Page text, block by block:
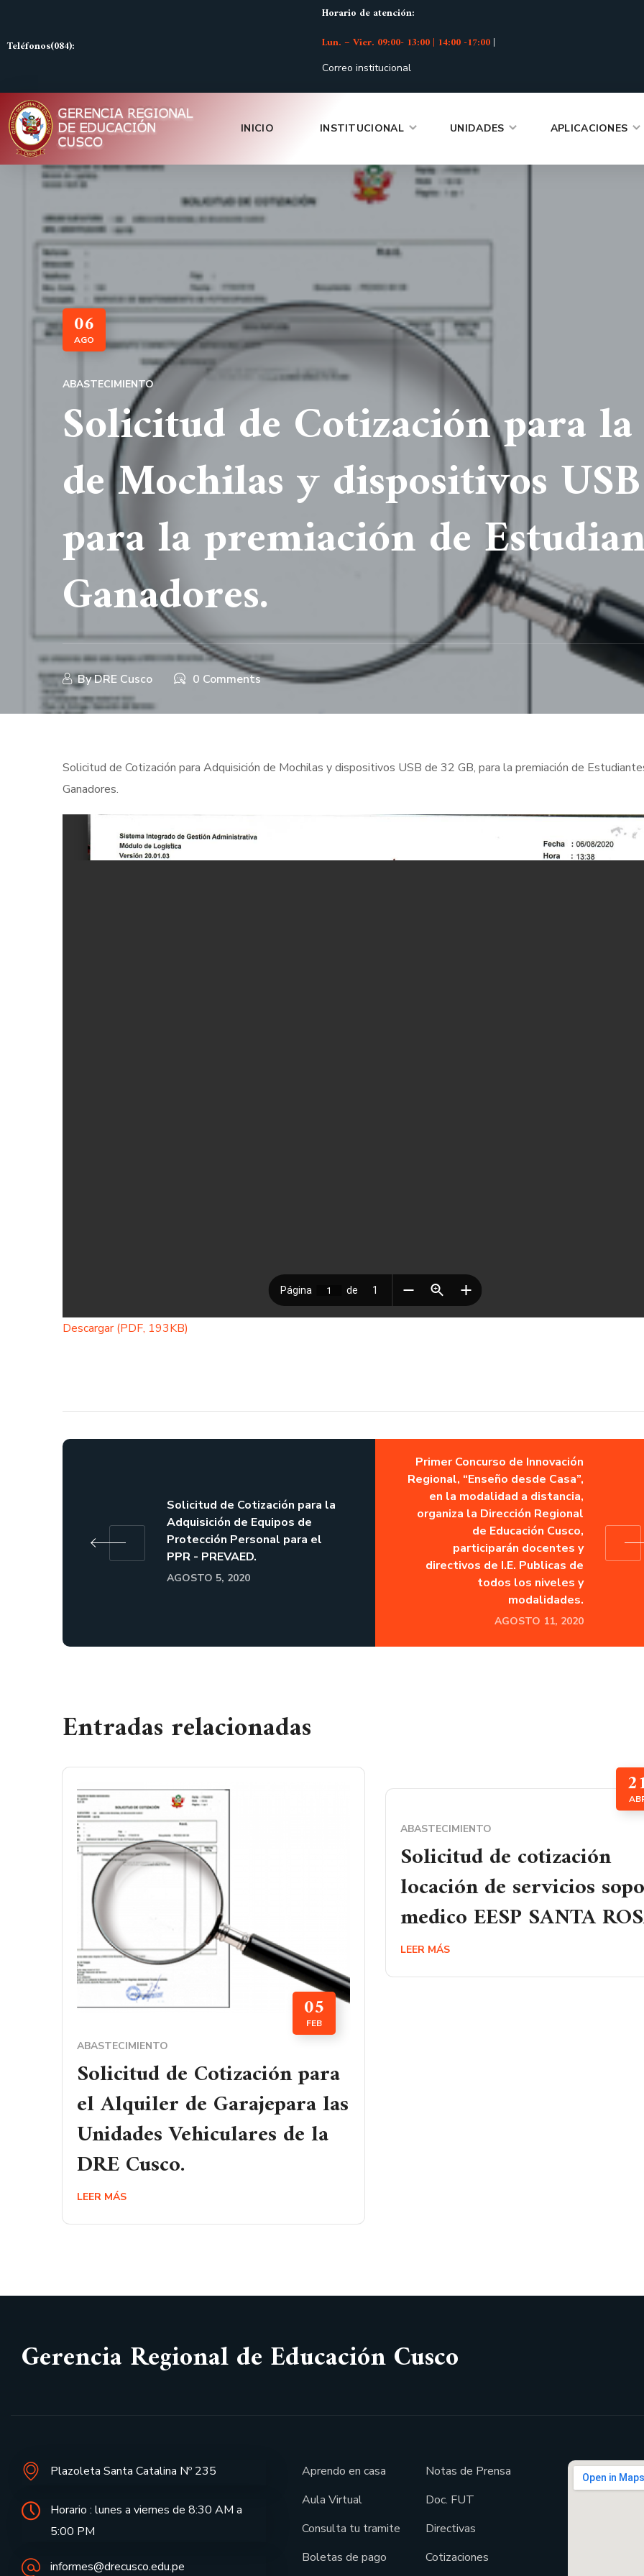
Teléfonos(084):
Horario de atención:
Lun. – Vier. 09:00- 13:00 | 14:00 -17:00|
Correo institucional
INICIO INSTITUCIONAL UNIDADES APLICACIONES
06
AGO
ABASTECIMIENTO
Solicitud de Cotización para
de Mochilas y dispositivos
para la premiación de
Ganadores.
ByDRE Cusco 0 Comments
Solicitud de Cotización para Adquisición de Mochilas y dispositivos USB de 32 GB, para la premiación de
Ganadores.
Descargar (PDF, 193KB)
Solicitud de Cotización para la
Adquisición de Equipos de
Protección Personal para el
PPR - PREVAED.
AGOSTO 5, 2020
Primer Concurso de Innovación
Regional, “Enseño desde Casa”,
en la modalidad a distancia,
organiza la Dirección Regional
de Educación Cusco,
participarán docentes y
directivos de I.E. Publicas de
todos los niveles y
modalidades.
AGOSTO 11, 2020
Entradas relacionadas
05
FEB
ABASTECIMIENTO
Solicitud de Cotización para
el Alquiler de Garajepara las
Unidades Vehiculares de la
DRE Cusco.
LEER MÁS
ABASTECIMIENTO
Solicitud de cotización
locación de servicios
medico EESP SANTA
LEER MÁS
Gerencia Regional de Educación Cusco
Plazoleta Santa Catalina Nº 235
Horario : lunes a viernes de 8:30 AM a
5:00 PM
informes@drecusco.edu.pe
Aprendo en casa
Aula Virtual
Consulta tu tramite
Boletas de pago
Notas de Prensa
Doc. FUT
Directivas
Cotizaciones